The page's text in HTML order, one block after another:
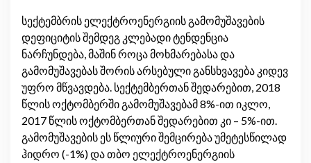
სექტემბრის ელექტროენერგიის გამომუშავების
დეფიციტის შემდეგ კლებადი ტენდენცია
ნარჩუნდება, მაშინ როცა მოხმარებასა და
გამომუშავებას შორის არსებული განსხვავება კიდევ
უფრო მწვავდება. სექტემბერთან შედარებით, 2018
წლის ოქტომბერში გამომუშავებამ 8%-ით იკლო,
2017 წლის ოქტომბერთან შედარებით კი – 5%-ით.
გამომუშავების ეს წლიური შემცირება უმეტესწილად
ჰიდრო (-1%) და თბო ელექტროენერგიის